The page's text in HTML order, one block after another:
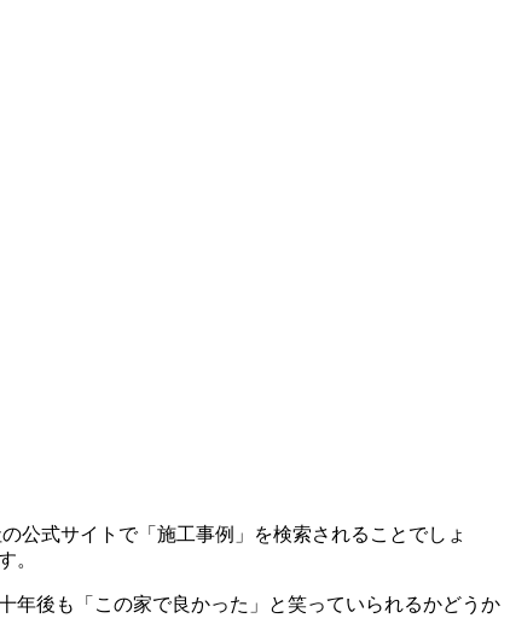
公式サイトで「施工事例」を検索されることでしょ
。
後も「この家で良かった」と笑っていられるかどうか